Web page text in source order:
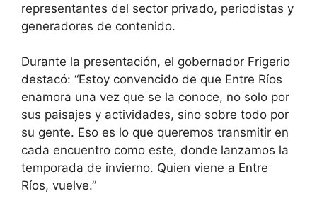
representantes del sector privado, periodistas y
generadores de contenido.
Durante la presentación, el gobernador Frigerio
destacó: “Estoy convencido de que Entre Ríos
enamora una vez que se la conoce, no solo por
sus paisajes y actividades, sino sobre todo por
su gente. Eso es lo que queremos transmitir en
cada encuentro como este, donde lanzamos la
temporada de invierno. Quien viene a Entre
Ríos, vuelve.”